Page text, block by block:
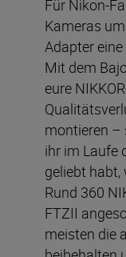
Für Nikon-
Kameras
Adapter
Mit dem
eure
montieren –
ihr im Laufe
geliebt habt,
Rund 360
FTZII
meisten die